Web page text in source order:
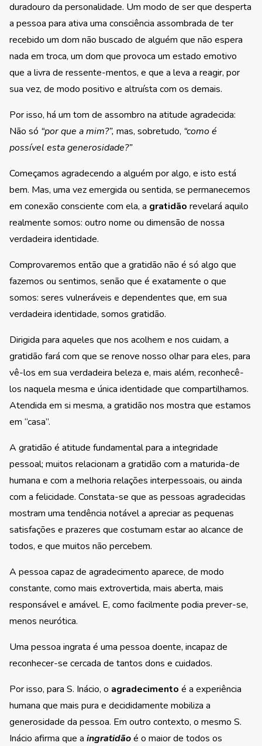
duradouro da personalidade. Um modo de ser que desperta
a pessoa para ativa uma consciência assombrada de ter
recebido um dom não buscado de alguém que não espera
nada em troca, um dom que provoca um estado emotivo
que a livra de ressente-mentos, e que a leva a reagir, por
sua vez, de modo positivo e altruísta com os demais.
Por isso, há um tom de assombro na atitude agradecida:
Não só “por que a mim?”, mas, sobretudo, “como é
possível esta generosidade?”
Começamos agradecendo a alguém por algo, e isto está
bem. Mas, uma vez emergida ou sentida, se permanecemos
em conexão consciente com ela, a gratidão revelará aquilo
realmente somos: outro nome ou dimensão de nossa
verdadeira identidade.
Comprovaremos então que a gratidão não é só algo que
fazemos ou sentimos, senão que é exatamente o que
somos: seres vulneráveis e dependentes que, em sua
verdadeira identidade, somos gratidão.
Dirigida para aqueles que nos acolhem e nos cuidam, a
gratidão fará com que se renove nosso olhar para eles, para
vê-los em sua verdadeira beleza e, mais além, reconhecê-
los naquela mesma e única identidade que compartilhamos.
Atendida em si mesma, a gratidão nos mostra que estamos
em “casa”.
A gratidão é atitude fundamental para a integridade
pessoal; muitos relacionam a gratidão com a maturida-de
humana e com a melhoria relações interpessoais, ou ainda
com a felicidade. Constata-se que as pessoas agradecidas
mostram uma tendência notável a apreciar as pequenas
satisfações e prazeres que costumam estar ao alcance de
todos, e que muitos não percebem.
A pessoa capaz de agradecimento aparece, de modo
constante, como mais extrovertida, mais aberta, mais
responsável e amável. E, como facilmente podia prever-se,
menos neurótica.
Uma pessoa ingrata é uma pessoa doente, incapaz de
reconhecer-se cercada de tantos dons e cuidados.
Por isso, para S. Inácio, o agradecimento é a experiência
humana que mais pura e decididamente mobiliza a
generosidade da pessoa. Em outro contexto, o mesmo S.
Inácio afirma que a ingratidãoé o maior de todos os